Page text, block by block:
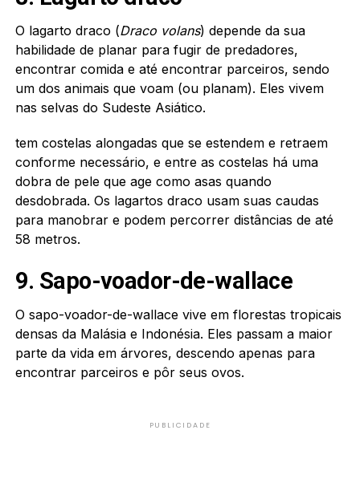
O lagarto draco (Draco volans) depende da sua
habilidade de planar para fugir de predadores,
encontrar comida e até encontrar parceiros, sendo
um dos animais que voam (ou planam). Eles vivem
nas selvas do Sudeste Asiático.
tem costelas alongadas que se estendem e retraem
conforme necessário, e entre as costelas há uma
dobra de pele que age como asas quando
desdobrada. Os lagartos draco usam suas caudas
para manobrar e podem percorrer distâncias de até
58 metros.
9. Sapo-voador-de-wallace
O sapo-voador-de-wallace vive em florestas tropicais
densas da Malásia e Indonésia. Eles passam a maior
parte da vida em árvores, descendo apenas para
encontrar parceiros e pôr seus ovos.
PUBLICIDADE